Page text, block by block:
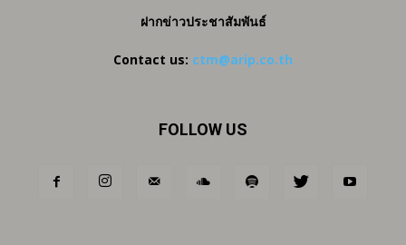
ฝากข่าวประชาสัมพันธ์
Contact us: ctm@arip.co.th
FOLLOW US